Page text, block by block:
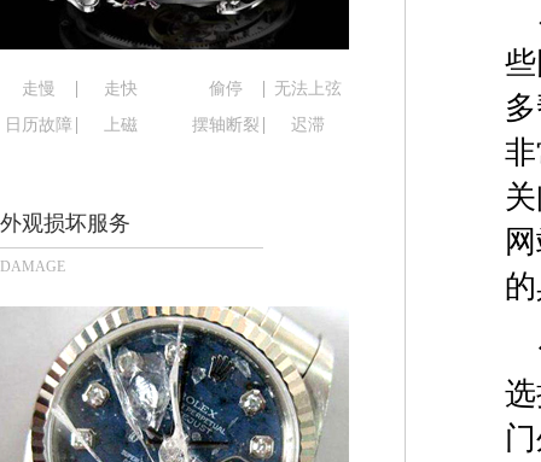
惠州市惠城区江北文昌一路7号华贸大厦写字楼1座
厦门市思明区湖滨东路95号华润大厦写字楼B座11
福州市鼓楼区五四路128-1号恒力城写字楼15层03
成都市锦江区人民东路6号SAC东原中心写字楼24
重庆市江北区观音桥步行街2号融恒时代广场写字
长沙市芙蓉区定王台街道建湘路393号世茂环球
郑州市二七区铭功路10号华润大厦写字楼29层
太原市迎泽区解放路15号亨得利名表服务中心（
沈阳市沈河区中街路137号亨得利名表服务中心（
沈阳市沈河区中街路83号亨得利名表服务中心（
乌鲁木齐市天山区红山路26号时代广场（
温州市鹿城区锦绣路1067号置信广场10层1015室
哈尔滨市道里区友谊西路600号富力中心T2座写字
大连市中山区人民路15号国际金融大厦7层G室（
走慢 走快 偷停
无法上弦
日历故障
上磁 摆轴断裂 迟滞
外观损坏服务
DAMAGE